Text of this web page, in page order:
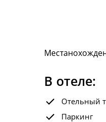
В отеле:
Отельный
Паркинг